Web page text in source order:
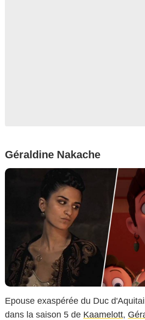
Géraldine Nakache
Epouse exaspérée du Duc
dans la saison 5 de Kaamelott,